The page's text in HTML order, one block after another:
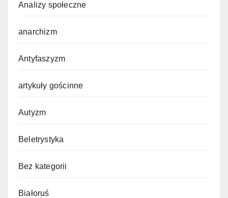
Analizy społeczne
anarchizm
Antyfaszyzm
artykuły gościnne
Autyzm
Beletrystyka
Bez kategorii
Białoruś